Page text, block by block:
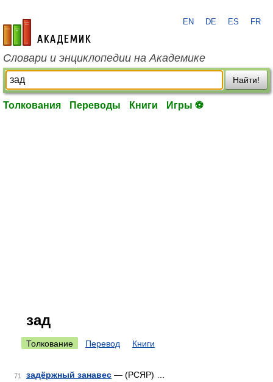
academic.ru
EN DE ES FR
Словари и энциклопедии на Академике
Найти!
Толкования Переводы Книги Игры ⚽
зад
Толкование Перевод Книги
71 задёржный занавес — (РСЯР) …